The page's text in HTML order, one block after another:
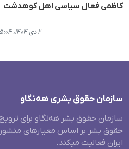
کاظمی فعال سیاسی اهل کوهدشت
۲ دی ۱۴۰۴، ۱۵:۰۴
سازمان حقوق بشری هەنگاو
سازمان حقوق بشر هه‌نگاو برای
حقوق بشر بر اساس معیارهای
ایران فعالیت میکند.